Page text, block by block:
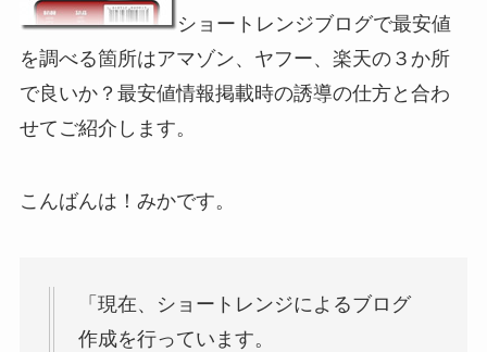
ショートレンジブログで最安値
を調べる箇所はアマゾン、ヤフー、楽天の３か所
で良いか？最安値情報掲載時の誘導の仕方と合わ
せてご紹介します。
こんばんは！みかです。
「現在、ショートレンジによるブログ
作成を行っています。